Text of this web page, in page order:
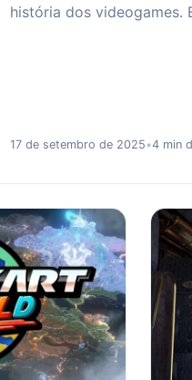
história dos videogames.
17 de setembro de 2025•4 min